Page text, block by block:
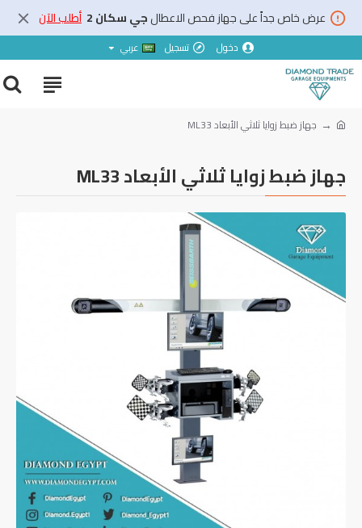
عرض خاص جداً على جهاز فحص الاعطالجي سكان 2 أطلب الآن
دخول تسجيل عربي
جهاز ضبط زوايا ثلاثي الأبعاد ML33
جهاز ضبط زوايا ثلاثي الأبعاد ML33